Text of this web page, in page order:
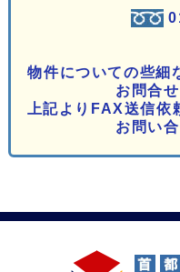
物件についての些細
お問合
上記よりFAX送信
お問い